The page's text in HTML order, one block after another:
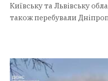
Київську та Львівську
також перебували